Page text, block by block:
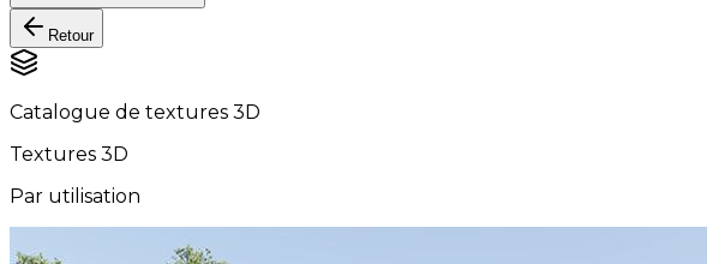
Retour
Catalogue de textures 3D
Textures 3D
Par utilisation